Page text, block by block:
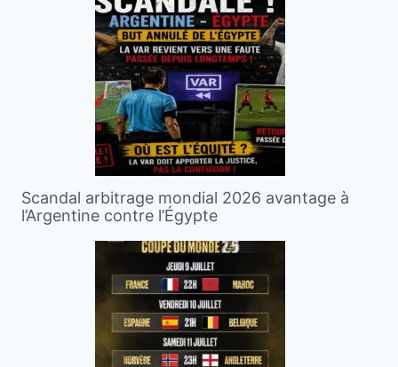
Scandal arbitrage mondial 2026 avantage à
l’Argentine contre l’Égypte